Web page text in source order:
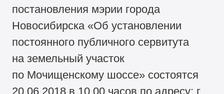
постановления мэрии города
Новосибирска «Об установлении
постоянного публичного сервитута
на земельный участок
по Мочищенскому шоссе» состоятся
20.06.2018 в 10.00 часов по адресу: г.